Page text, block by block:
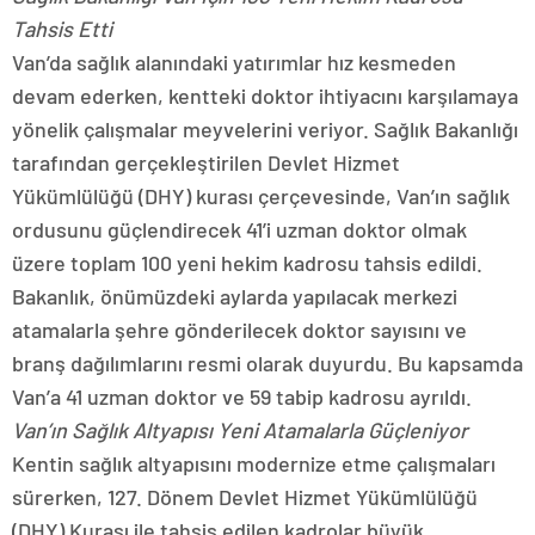
Tahsis Etti
Van’da sağlık alanındaki yatırımlar hız kesmeden
devam ederken, kentteki doktor ihtiyacını karşılamaya
yönelik çalışmalar meyvelerini veriyor. Sağlık Bakanlığı
tarafından gerçekleştirilen Devlet Hizmet
Yükümlülüğü (DHY) kurası çerçevesinde, Van’ın sağlık
ordusunu güçlendirecek 41’i uzman doktor olmak
üzere toplam 100 yeni hekim kadrosu tahsis edildi.
Bakanlık, önümüzdeki aylarda yapılacak merkezi
atamalarla şehre gönderilecek doktor sayısını ve
branş dağılımlarını resmi olarak duyurdu. Bu kapsamda
Van’a 41 uzman doktor ve 59 tabip kadrosu ayrıldı.
Van’ın Sağlık Altyapısı Yeni Atamalarla Güçleniyor
Kentin sağlık altyapısını modernize etme çalışmaları
sürerken, 127. Dönem Devlet Hizmet Yükümlülüğü